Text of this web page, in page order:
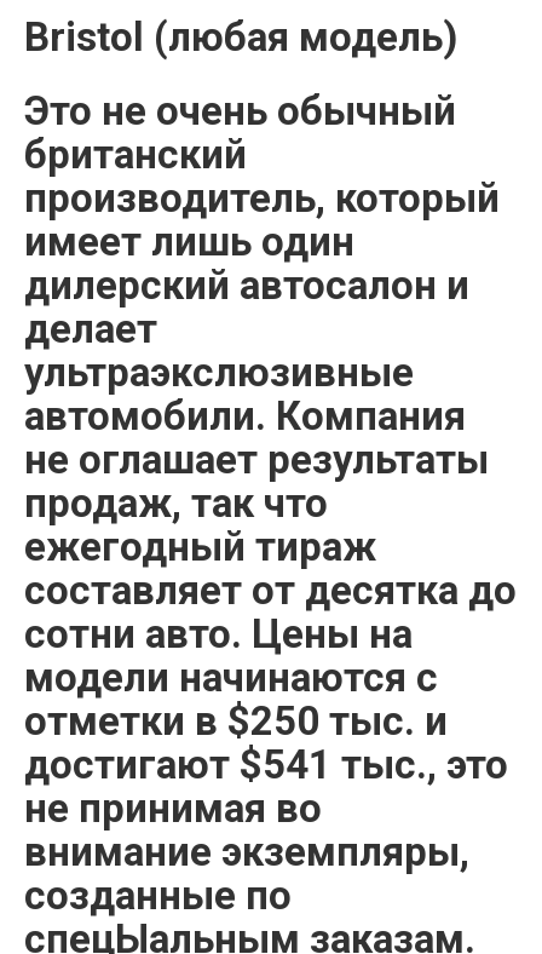
Bristol (любая модель)
Это не очень обычный
британский
производитель, который
имеет лишь один
дилерский автосалон и
делает
ультраэкслюзивные
автомобили. Компания
не оглашает результаты
продаж, так что
ежегодный тираж
составляет от десятка до
сотни авто. Цены на
модели начинаются с
отметки в $250 тыс. и
достигают $541 тыс., это
не принимая во
внимание экземпляры,
созданные по
спецЫальным заказам.